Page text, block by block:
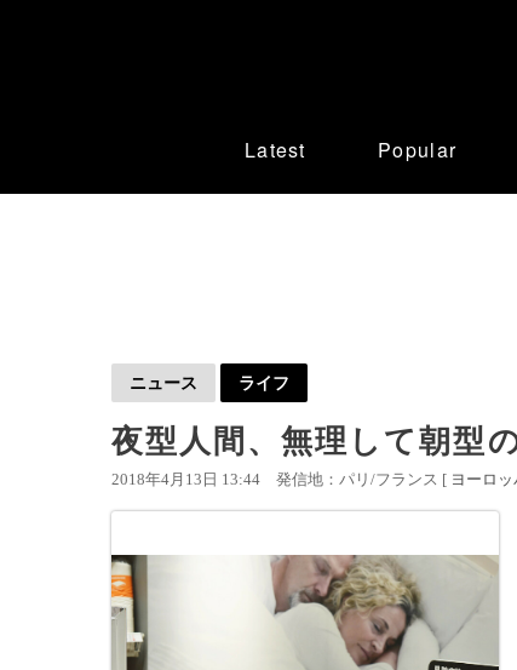
Latest Popular
ニュース ライフ
夜型人間、無理して朝型
2018年4月13日 13:44 発信地：パリ/フランス [ ヨーロッ